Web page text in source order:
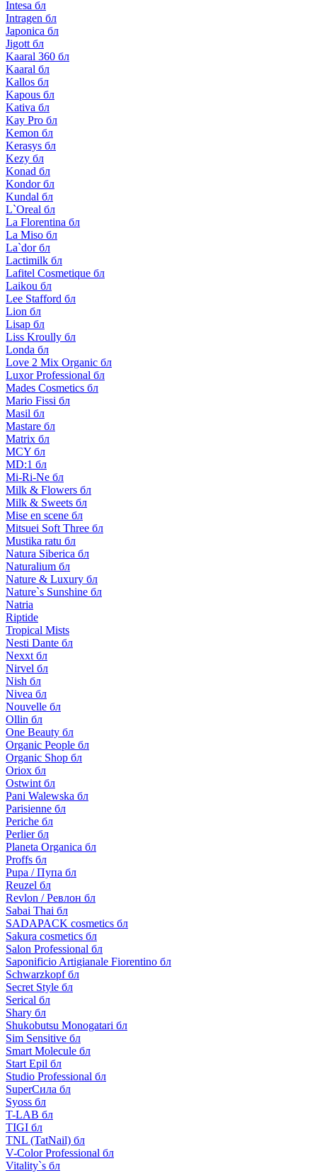
Intesa бл
Intragen бл
Japonica бл
Jigott бл
Kaaral 360 бл
Kaaral бл
Kallos бл
Kapous бл
Kativa бл
Kay Pro бл
Kemon бл
Kerasys бл
Kezy бл
Konad бл
Kondor бл
Kundal бл
L`Oreal бл
La Florentina бл
La Miso бл
La`dor бл
Lactimilk бл
Lafitel Cosmetique бл
Laikou бл
Lee Stafford бл
Lion бл
Lisap бл
Liss Kroully бл
Londa бл
Love 2 Mix Organic бл
Luxor Professional бл
Mades Cosmetics бл
Mario Fissi бл
Masil бл
Mastare бл
Matrix бл
MCY бл
MD:1 бл
Mi-Ri-Ne бл
Milk & Flowers бл
Milk & Sweets бл
Mise en scene бл
Mitsuei Soft Three бл
Mustika ratu бл
Natura Siberica бл
Naturalium бл
Nature & Luxury бл
Nature`s Sunshine бл
Natria
Riptide
Tropical Mists
Nesti Dante бл
Nexxt бл
Nirvel бл
Nish бл
Nivea бл
Nouvelle бл
Ollin бл
One Beauty бл
Organic People бл
Organic Shop бл
Oriox бл
Ostwint бл
Pani Walewska бл
Parisienne бл
Periche бл
Perlier бл
Planeta Organica бл
Proffs бл
Pupa / Пупа бл
Reuzel бл
Revlon / Ревлон бл
Sabai Thai бл
SADAPACK cosmetics бл
Sakura cosmetics бл
Salon Professional бл
Saponificio Artigianale Fiorentino бл
Schwarzkopf бл
Secret Style бл
Serical бл
Shary бл
Shukobutsu Monogatari бл
Sim Sensitive бл
Smart Molecule бл
Start Epil бл
Studio Professional бл
SuperСила бл
Syoss бл
T-LAB бл
TIGI бл
TNL (TatNail) бл
V-Color Professional бл
Vitality`s бл